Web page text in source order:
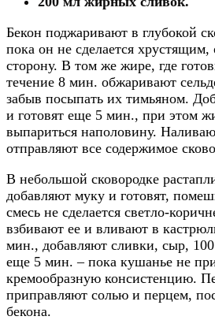
Бекон поджаривают в глубокой
пока он не сделается
сторону. В том же жире, где
течение 8 мин. обжаривают
забыв посыпать их тимьяном.
и готовят еще 5 мин., при этом
выпариться наполовину.
отправляют все содержимое
В небольшой сковородке
добавляют муку и готовят,
смесь не сделается светло-
взбивают ее и вливают в
мин., добавляют сливки, сыр,
еще 5 мин. – пока кушанье не
кремообразную консистенцию.
приправляют солью и перцем,
бекона.